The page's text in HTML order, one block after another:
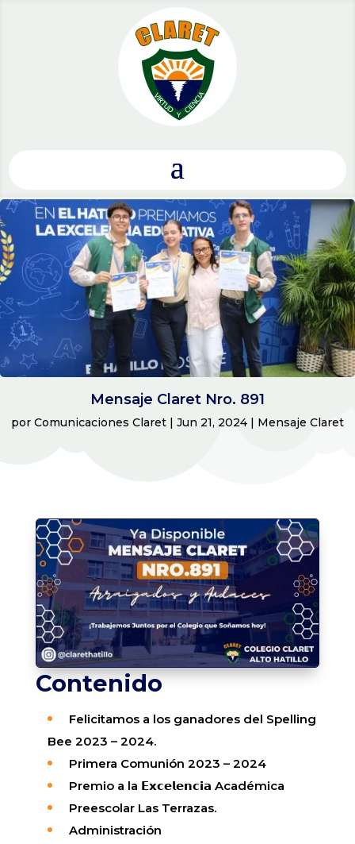
Mensaje Claret Nro. 891
por Comunicaciones Claret | Jun 21, 2024 | Mensaje Claret
Contenido
Felicitamos a los ganadores del Spelling
Bee 2023 – 2024.
Primera Comunión 2023 – 2024
Premio a la 𝗘𝘅𝗰𝗲𝗹𝗲𝗻𝗰𝗶𝗮 Académica
Preescolar Las Terrazas.
Administración